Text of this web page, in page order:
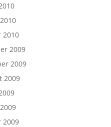
2010
2009
2009
2009
2009